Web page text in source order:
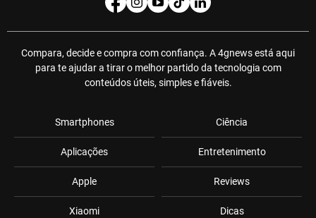
Compara, decide e compra com confiança. A 4gnews está aqui
para te ajudar a tirar o melhor partido da tecnologia com
conteúdos úteis, simples e fiáveis.
Smartphones
Aplicações
Apple
Xiaomi
Ciência
Entretenimento
Reviews
Dicas